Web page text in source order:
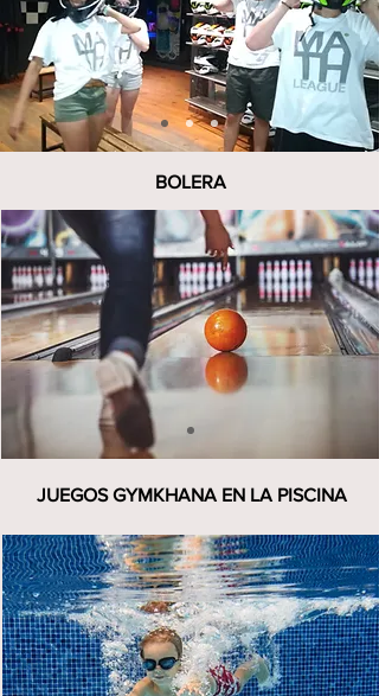
BOLERA
JUEGOS GYMKHANA EN LA PISCINA